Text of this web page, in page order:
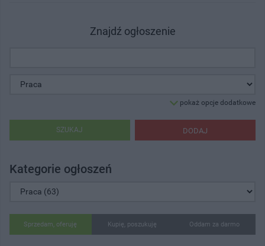
Znajdź ogłoszenie
pokaż opcje dodatkowe
DODAJ
SZUKAJ
Kategorie ogłoszeń
Sprzedam, oferuję Kupię, poszukuję Oddam za darmo